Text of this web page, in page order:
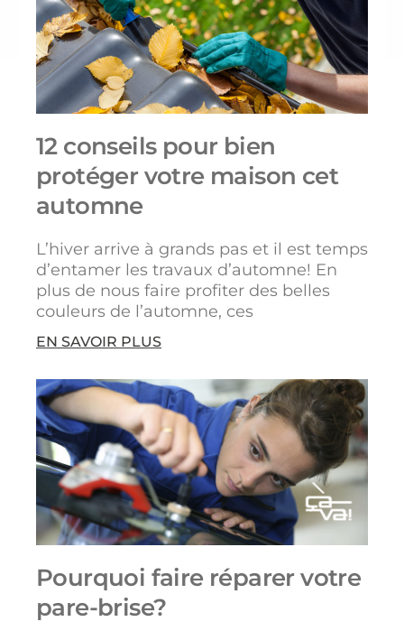
12 conseils pour bien
protéger votre maison cet
automne
L’hiver arrive à grands pas et il est temps
d’entamer les travaux d’automne! En
plus de nous faire profiter des belles
couleurs de l’automne, ces
EN SAVOIR PLUS
Pourquoi faire réparer votre
pare-brise?